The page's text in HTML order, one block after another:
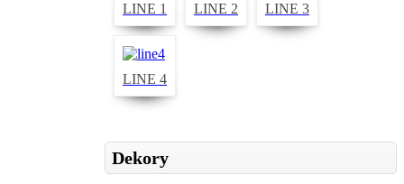
LINE 1 LINE 2 LINE 3
LINE 4
Dekory